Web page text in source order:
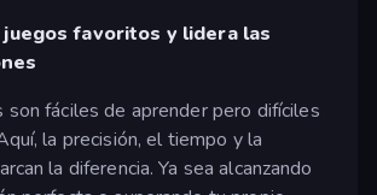
juegos favoritos y lidera las
son fáciles de aprender pero difíciles
la precisión, el tiempo y la
la diferencia. Ya sea alcanzando